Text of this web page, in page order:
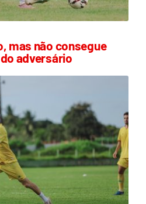
mas não consegue
adversário